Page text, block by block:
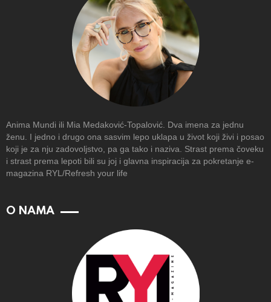
Anima Mundi ili Mia Medaković-Topalović. Dva imena za jednu
ženu. I jedno i drugo ona sasvim lepo uklapa u život koji živi i posao
koji je za nju zadovoljstvo, pa ga tako i naziva. Strast prema čoveku
i strast prema lepoti bili su joj i glavna inspiracija za pokretanje e-
magazina RYL/Refresh your life
O NAMA